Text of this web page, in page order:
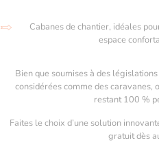
Cabanes de chantier, idéales
espace
Bien que soumises à des
considérées comme des
restant 100 %
Faites le choix d’une solution
gratuit dès